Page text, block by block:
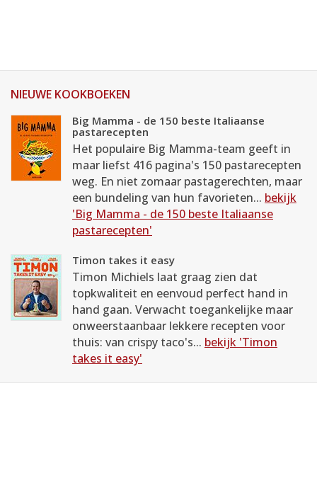
NIEUWE KOOKBOEKEN
Big Mamma - de 150 beste Italiaanse
pastarecepten
Het populaire Big Mamma-team geeft in
maar liefst 416 pagina's 150 pastarecepten
weg. En niet zomaar pastagerechten, maar
een bundeling van hun favorieten... bekijk
'Big Mamma - de 150 beste Italiaanse
pastarecepten'
Timon takes it easy
Timon Michiels laat graag zien dat
topkwaliteit en eenvoud perfect hand in
hand gaan. Verwacht toegankelijke maar
onweerstaanbaar lekkere recepten voor
thuis: van crispy taco's... bekijk 'Timon
takes it easy'